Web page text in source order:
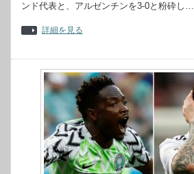
ンド代表と、アルゼンチンを3-0と粉砕し…
詳細を見る